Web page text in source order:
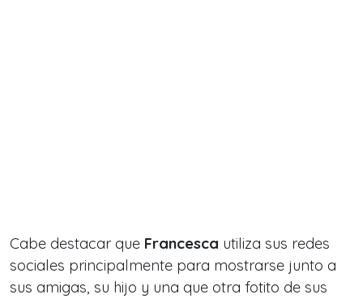
Cabe destacar que Francesca utiliza sus redes
sociales principalmente para mostrarse junto a
sus amigas, su hijo y una que otra fotito de sus